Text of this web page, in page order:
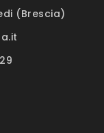
(Brescia)